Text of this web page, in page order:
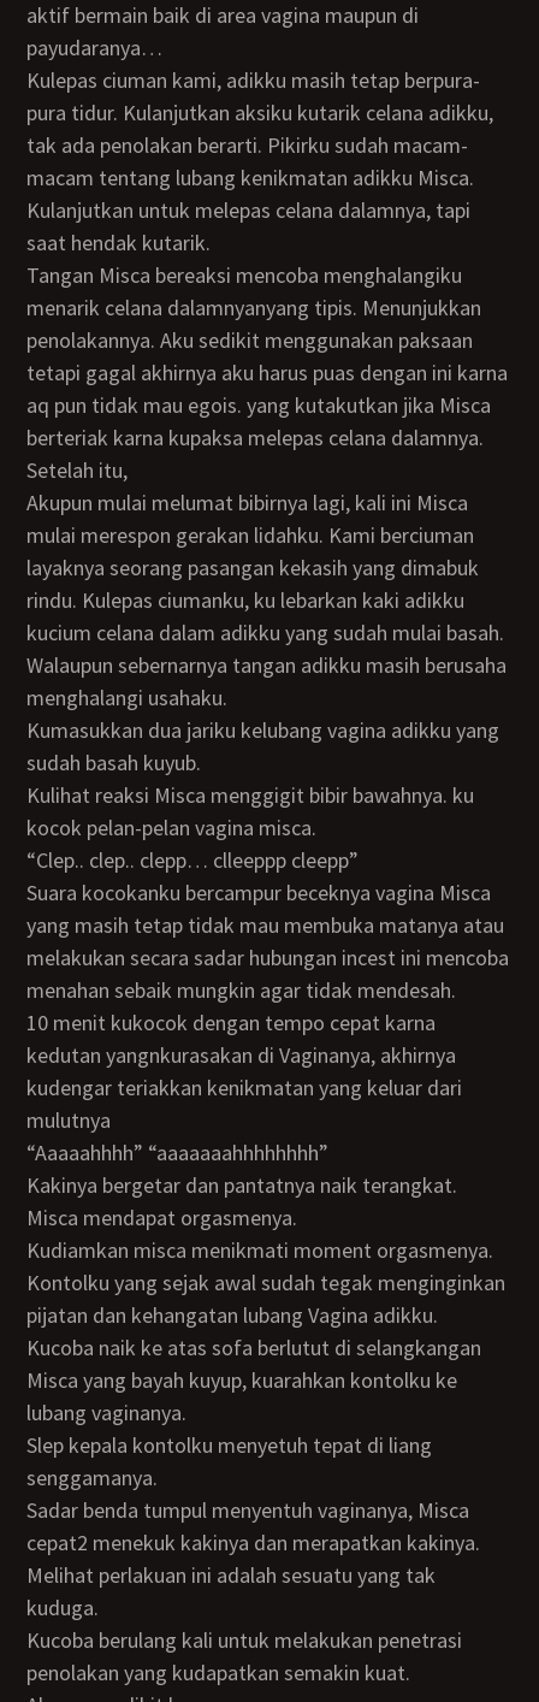
aktif bermain baik di area vagina maupun di
payudaranya…
Kulepas ciuman kami, adikku masih tetap berpura-
pura tidur. Kulanjutkan aksiku kutarik celana adikku,
tak ada penolakan berarti. Pikirku sudah macam-
macam tentang lubang kenikmatan adikku Misca.
Kulanjutkan untuk melepas celana dalamnya, tapi
saat hendak kutarik.
Tangan Misca bereaksi mencoba menghalangiku
menarik celana dalamnyanyang tipis. Menunjukkan
penolakannya. Aku sedikit menggunakan paksaan
tetapi gagal akhirnya aku harus puas dengan ini karna
aq pun tidak mau egois. yang kutakutkan jika Misca
berteriak karna kupaksa melepas celana dalamnya.
Setelah itu,
Akupun mulai melumat bibirnya lagi, kali ini Misca
mulai merespon gerakan lidahku. Kami berciuman
layaknya seorang pasangan kekasih yang dimabuk
rindu. Kulepas ciumanku, ku lebarkan kaki adikku
kucium celana dalam adikku yang sudah mulai basah.
Walaupun sebernarnya tangan adikku masih berusaha
menghalangi usahaku.
Kumasukkan dua jariku kelubang vagina adikku yang
sudah basah kuyub.
Kulihat reaksi Misca menggigit bibir bawahnya. ku
kocok pelan-pelan vagina misca.
“clep.. clep.. clepp… clleeppp cleepp”
Suara kocokanku bercampur beceknya vagina Misca
yang masih tetap tidak mau membuka matanya atau
melakukan secara sadar hubungan incest ini mencoba
menahan sebaik mungkin agar tidak mendesah.
10 menit kukocok dengan tempo cepat karna
kedutan yangnkurasakan di Vaginanya, akhirnya
kudengar teriakkan kenikmatan yang keluar dari
mulutnya
“Aaaaahhhh” “aaaaaaahhhhhhhh”
Kakinya bergetar dan pantatnya naik terangkat.
Misca mendapat orgasmenya.
Kudiamkan misca menikmati moment orgasmenya.
Kontolku yang sejak awal sudah tegak menginginkan
pijatan dan kehangatan lubang Vagina adikku.
Kucoba naik ke atas sofa berlutut di selangkangan
Misca yang bayah kuyup, kuarahkan kontolku ke
lubang vaginanya.
Slep kepala kontolku menyetuh tepat di liang
senggamanya.
Sadar benda tumpul menyentuh vaginanya, Misca
cepat2 menekuk kakinya dan merapatkan kakinya.
Melihat perlakuan ini adalah sesuatu yang tak
kuduga.
Kucoba berulang kali untuk melakukan penetrasi
penolakan yang kudapatkan semakin kuat.